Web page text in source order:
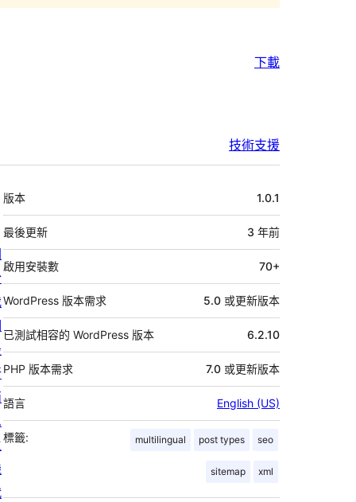
下載
技術支援
中
繼
資
料
版本 1.0.1
最後更新 3 年前
啟用安裝數 70+
WordPress 版本需求 5.0 或更新版本
已測試相容的 WordPress 版本 6.2.10
PHP 版本需求 7.0 或更新版本
語言 English (US)
標籤: multilingual post types seo
sitemap xml